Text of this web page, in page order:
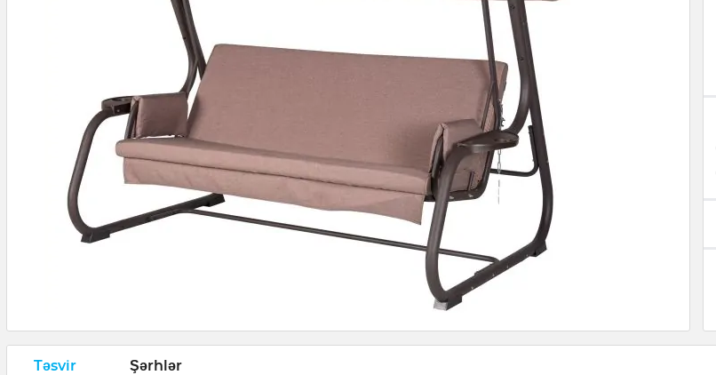
Təsvir Şərhlər